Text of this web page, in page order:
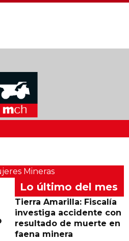
Mineras
Lo último del mes
Tierra Amarilla: Fiscalía
investiga accidente con
resultado de muerte en
faena minera